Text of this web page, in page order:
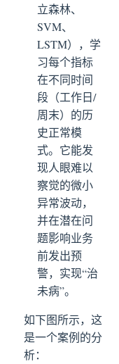
立森林、
SVM、
LSTM），学
习每个指标
在不同时间
段（工作日/
周末）的历
史正常模
式。它能发
现人眼难以
察觉的微小
异常波动，
并在潜在问
题影响业务
前发出预
警，实现“治
未病”。
如下图所示，这
是一个案例的分
析：